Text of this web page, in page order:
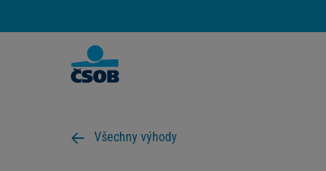
Všechny výhody